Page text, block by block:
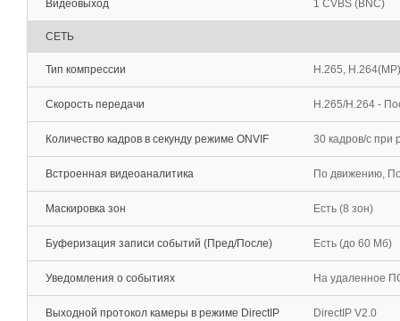
Видеовыход 1 CVBS (BNC)
СЕТЬ
Тип компрессии H.265,
Скорость передачи H.265/H.264 -
Количество кадров в секунду режиме ONVIF 30 кадров/c при
Встроенная видеоаналитика По движению,
Маскировка зон Есть (8 зон)
Буферизация записи событий (Пред/После) Есть (до 60 Мб)
Уведомления о событиях На удаленное
Выходной протокол камеры в режиме DirectIP DirectIP V2.0